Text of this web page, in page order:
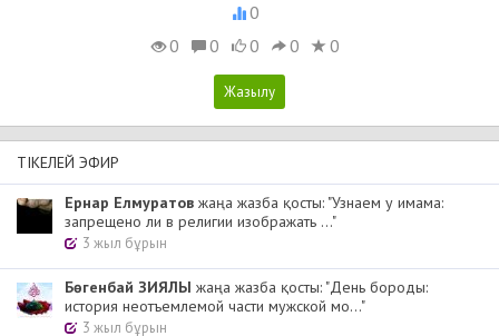
0
0
0 0 0 0
ТІКЕЛЕЙ ЭФИР
Ернар Елмуратов жаңа жазба қосты: "Узнаем у имама:
запрещено ли в религии изображать ..."
3 жыл бұрын
Бөгенбай ЗИЯЛЫ жаңа жазба қосты: "День бороды:
история неотъемлемой части мужской мо..."
3 жыл бұрын